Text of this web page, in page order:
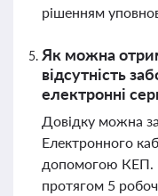
рішенням
Як можна
відсутність
електронні
Довідку можна
Електронного
допомогою КЕП.
протягом 5